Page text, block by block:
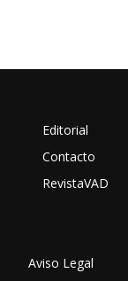
Editorial
Contacto
RevistaVAD
Aviso Legal